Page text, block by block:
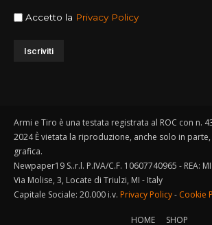
Accetto la Privacy Policy
Armi e Tiro è una testata registrata al ROC con n.
2024 È vietata la riproduzione, anche solo in
grafica.
Newpaper19 S..r.l. P.IVA/C.F. 10607740965 - REA:
Via Molise, 3, Locate di Triulzi, MI - Italy
Capitale Sociale: 20.000 i.v. Privacy Policy- Cookie
HOME SHOP